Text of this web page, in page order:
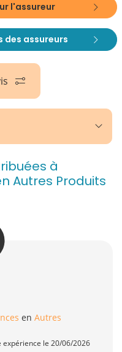
l'assureur
des assureurs
à
Autres Produits
en Autres
expérience le 20/06/2026